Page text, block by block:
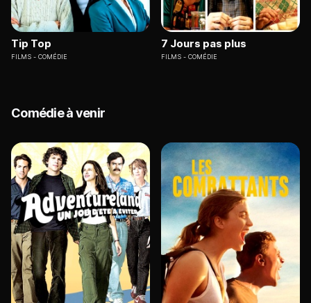
Tip Top
FILMS COMÉDIE
7 Jours pas plus
FILMS COMÉDIE
Comédie à venir